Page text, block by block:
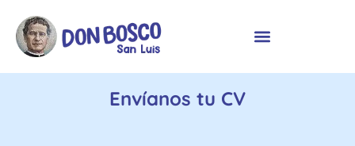
Envíanos tu CV